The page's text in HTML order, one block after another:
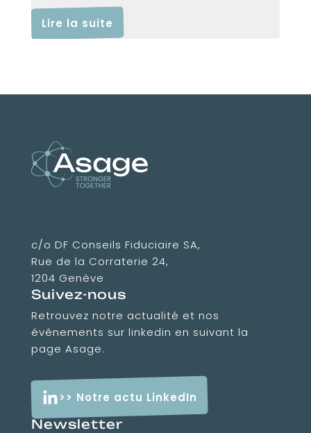
Lire la suite
c/o DF Conseils Fiduciaire SA,
Rue de la Corraterie 24,
1204 Genève
Suivez-nous
Retrouvez notre actualité et nos
événements sur linkedin en suivant la
page Asage.
>> Notre actu LinkedIn
Newsletter